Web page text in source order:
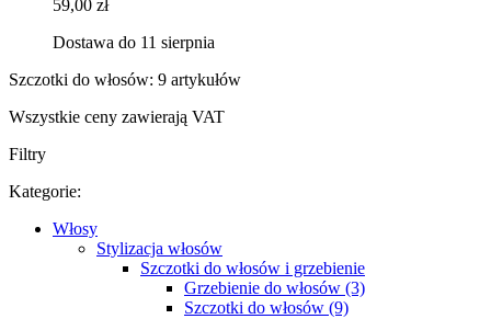
59,00 zł
Dostawa do 11 sierpnia
Szczotki do włosów: 9 artykułów
Wszystkie ceny zawierają VAT
Filtry
Kategorie:
Włosy
Stylizacja włosów
Szczotki do włosów i grzebienie
Grzebienie do włosów (3)
Szczotki do włosów (9)